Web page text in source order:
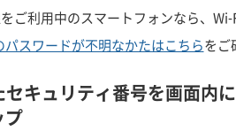
ご利用中のスマートフォンなら、
パスワードが不明なかたはこちらをご
セキュリティ番号を画面内
プ